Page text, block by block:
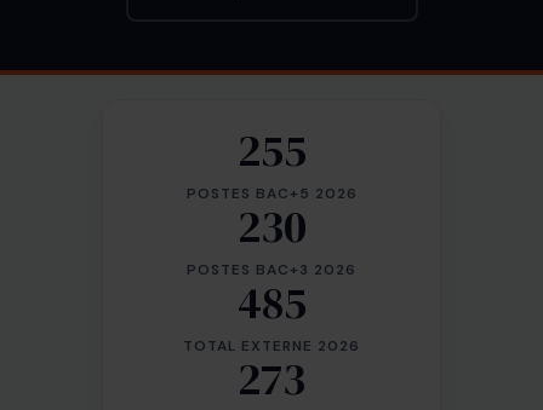
255
POSTES BAC+5 2026
230
POSTES BAC+3 2026
485
TOTAL EXTERNE 2026
273